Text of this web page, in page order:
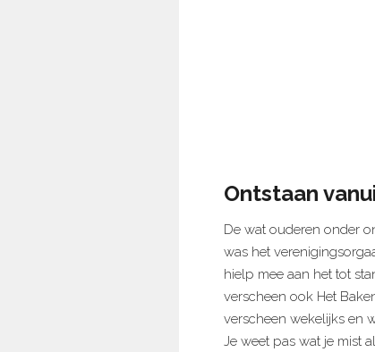
Ontstaan
De wat ouderen onder
was het
hielp mee aan het tot
verscheen ook Het
verscheen wekelijks en
Je weet pas wat je mist